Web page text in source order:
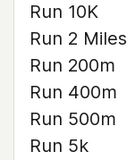
Run 10K
Run 2 Miles
Run 200m
Run 400m
Run 500m
Run 5k